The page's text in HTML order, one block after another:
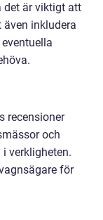
det är viktigt att
inkludera
recensioner
och
verkligheten.
för